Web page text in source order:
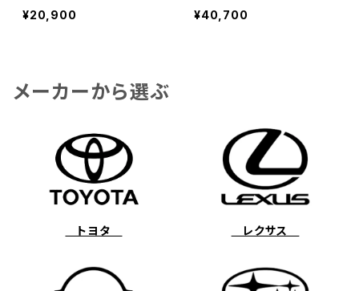
フロアマット一式 カーマッ
ト スペシャルタイプ
¥20,900
フロアマット一式 カーマッ
ト 神戸タータン 特別受
¥40,700
メーカーから選ぶ
トヨタ レクサス